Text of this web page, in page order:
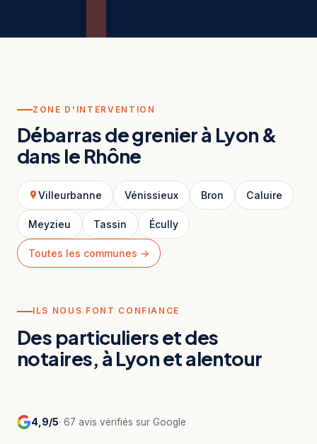
ZONE D'INTERVENTION
Débarras de grenier à Lyon &
dans le Rhône
Villeurbanne Vénissieux Bron Caluire
Meyzieu Tassin Écully
Toutes les communes →
ILS NOUS FONT CONFIANCE
Des particuliers et des
notaires, à Lyon et alentour
4,9/5· 67 avis vérifiés sur Google